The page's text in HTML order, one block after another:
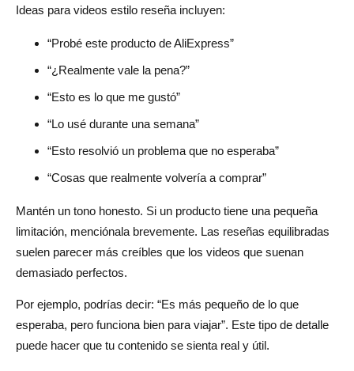
Ideas para videos estilo reseña incluyen:
“Probé este producto de AliExpress”
“¿Realmente vale la pena?”
“Esto es lo que me gustó”
“Lo usé durante una semana”
“Esto resolvió un problema que no esperaba”
“Cosas que realmente volvería a comprar”
Mantén un tono honesto. Si un producto tiene una pequeña
limitación, menciónala brevemente. Las reseñas equilibradas
suelen parecer más creíbles que los videos que suenan
demasiado perfectos.
Por ejemplo, podrías decir: “Es más pequeño de lo que
esperaba, pero funciona bien para viajar”. Este tipo de detalle
puede hacer que tu contenido se sienta real y útil.